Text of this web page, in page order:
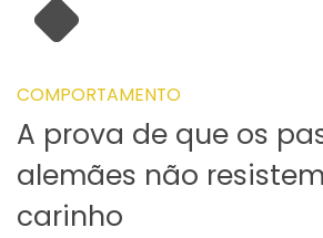
COMPORTAMENTO
A prova de que os
alemães não
carinho